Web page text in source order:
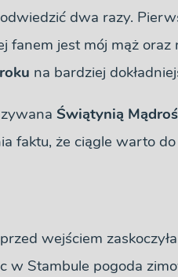
odwiedzić dwa razy.
fanem jest mój mąż
na bardziej
Świątynią
faktu, że ciągle warto
wejściem
w Stambule pogoda